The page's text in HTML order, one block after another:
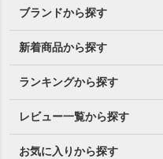
ブランドから探す
新着商品から探す
ランキングから探す
レビュー一覧から探す
お気に入りから探す